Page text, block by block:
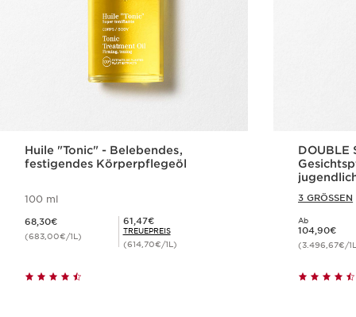
Huile "Tonic" - Belebendes,
festigendes Körperpflegeöl
100 ml
68,30€
(683,00€/1L)
Mitgliederpreis 61,47€
61,47€
TREUEPREIS
(614,70€/1L)
DOUBLE
3 GRÖSSEN
Ab
Aktueller Preis 104,90€
104,90€
(3.496,67€/